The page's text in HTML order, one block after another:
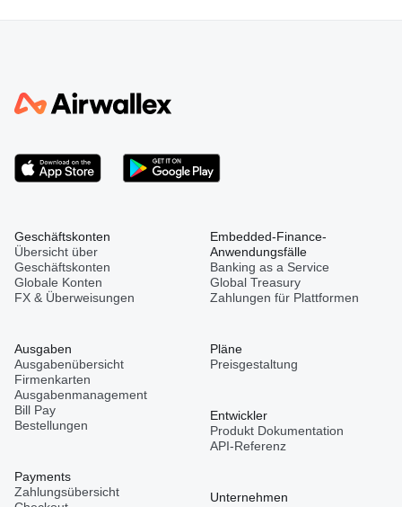
Geschäftskonten
Übersicht über
Geschäftskonten
Globale Konten
FX & Überweisungen
Ausgaben
Ausgabenübersicht
Firmenkarten
Ausgabenmanagement
Bill Pay
Bestellungen
Payments
Zahlungsübersicht
Embedded-Finance-
Anwendungsfälle
Banking as a Service
Global Treasury
Zahlungen für Plattformen
Pläne
Preisgestaltung
Entwickler
Produkt Dokumentation
API-Referenz
Unternehmen